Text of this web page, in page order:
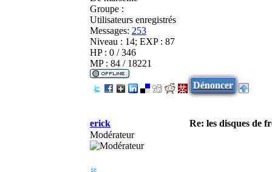
Groupe :
Utilisateurs enregistrés
Messages: 253
Niveau : 14; EXP : 87
HP : 0 / 346
MP : 84 / 18221
Dénoncer
erick
Re: les disques de
Modérateur